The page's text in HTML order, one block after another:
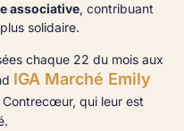
associative, contribuant
solidaire.
chaque 22 du mois aux
IGA Marché Emily
Contrecœur, qui leur est